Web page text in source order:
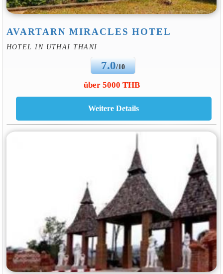
AVARTARN MIRACLES HOTEL
HOTEL IN UTHAI THANI
7.0/10
über 5000 THB